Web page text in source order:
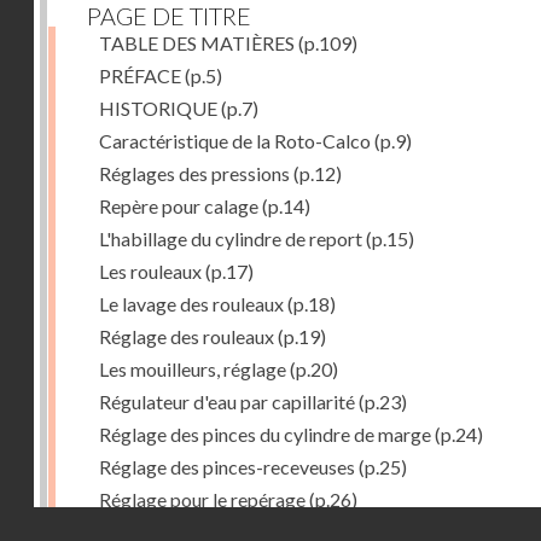
PAGE DE TITRE
TABLE DES MATIÈRES (p.109)
PRÉFACE(p.5)
HISTORIQUE(p.7)
Caractéristique de la Roto-Calco (p.9)
Réglages des pressions (p.12)
Repère pour calage(p.14)
L'habillage du cylindre de report(p.15)
Les rouleaux(p.17)
Le lavage des rouleaux(p.18)
Réglage des rouleaux(p.19)
Les mouilleurs, réglage(p.20)
Régulateur d'eau par capillarité(p.23)
Réglage des pinces du cylindre de marge(p.24)
Réglage des pinces-receveuses (p.25)
Réglage pour le repérage(p.26)